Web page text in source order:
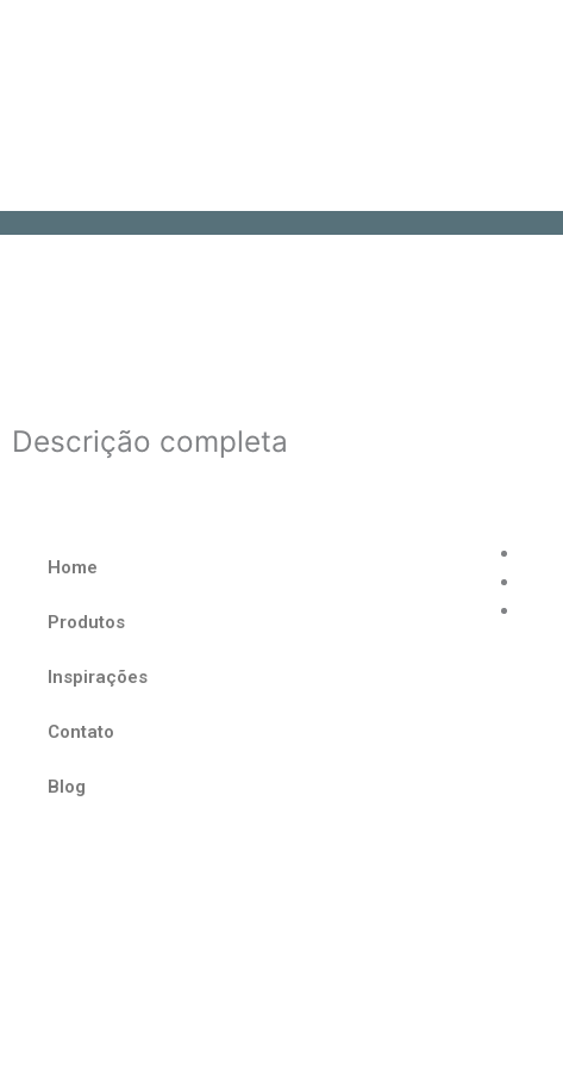
Descrição completa
Home
Produtos
Inspirações
Contato
Blog